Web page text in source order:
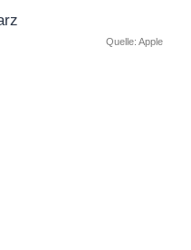
Quelle: Apple